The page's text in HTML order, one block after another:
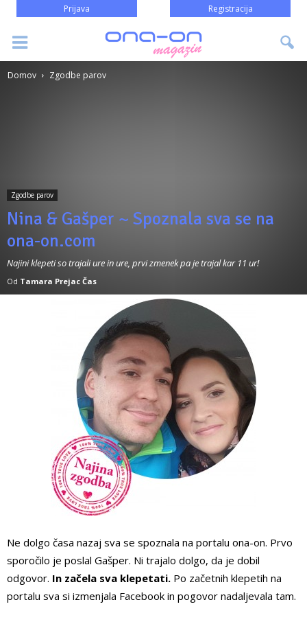
Prijava Registracija
Domov Zgodbe parov
Zgodbe parov
Nina & Gašper ~ Spoznala sva se na
ona-on.com
Najini klepeti so trajali ure in ure, prvi zmenek pa je trajal kar 11 ur!
Od Tamara Prejac Čas
Ne dolgo časa nazaj sva se spoznala na portalu ona-on. Prvo
sporočilo je poslal Gašper. Ni trajalo dolgo, da je dobil
odgovor. In začela sva klepetati. Po začetnih klepetih na
portalu sva si izmenjala Facebook in pogovor nadaljevala tam.